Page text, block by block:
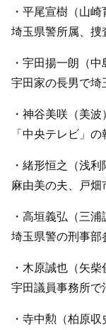
・平尾宣樹（山崎
埼玉県警所属、捜
・宇田揚一朗（中
宇田家の長男で埼
・神谷美咲（美波）
「中央テレビ」
・緒形恒之（浅利
麻由美の夫、戸畑
・高垣義弘（三浦
埼玉県警の刑事部
・木原誠也（矢柴
宇田議員事務所で
・寺中勲（柏原収